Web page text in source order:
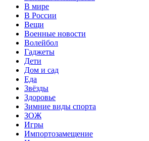
В мире
В России
Вещи
Военные новости
Волейбол
Гаджеты
Дети
Дом и сад
Еда
Звёзды
Здоровье
Зимние виды спорта
ЗОЖ
Игры
Импортозамещение